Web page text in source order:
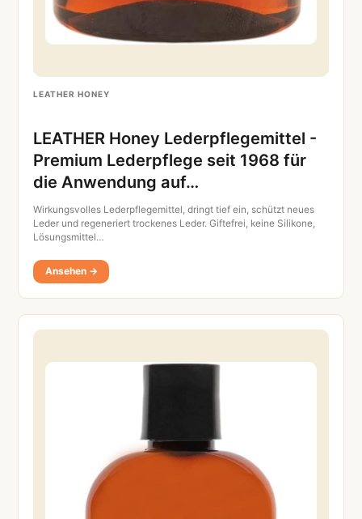
LEATHER HONEY
LEATHER Honey Lederpflegemittel -
Premium Lederpflege seit 1968 für
die Anwendung auf…
Wirkungsvolles Lederpflegemittel, dringt tief ein, schützt neues
Leder und regeneriert trockenes Leder. Giftefrei, keine Silikone,
Lösungsmittel…
Ansehen →